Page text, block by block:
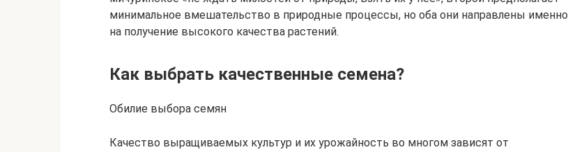
минимальное вмешательство в природные процессы, но оба они направлены именно
на получение высокого качества растений.
Как выбрать качественные семена?
Обилие выбора семян
Качество выращиваемых культур и их урожайность во многом зависят от